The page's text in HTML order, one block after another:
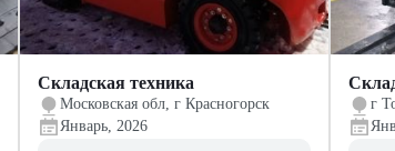
Складская техника
Московская обл, г Красногорск
Январь, 2026
г